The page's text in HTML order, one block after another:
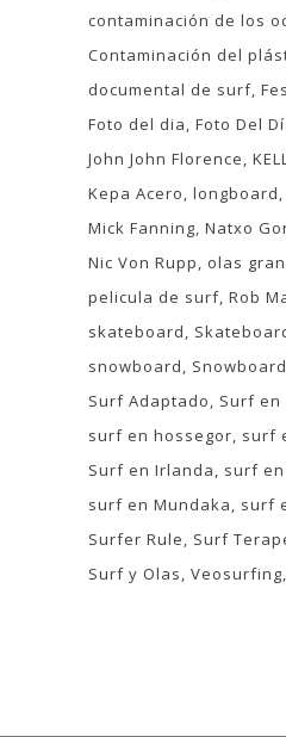
contaminación de los
Contaminación del
documental de surf
Foto del dia Foto Del
John John Florence
Kepa Acero longboard
Mick Fanning Natxo
Nic Von Rupp
olas
pelicula de surf Rob
skateboard
snowboard
Surf Adaptado
Surf en
surf en hossegor surf
Surf en Irlanda
surf
surf en Mundaka
surf
Surfer Rule
Surf
Surf y Olas Veosurfing